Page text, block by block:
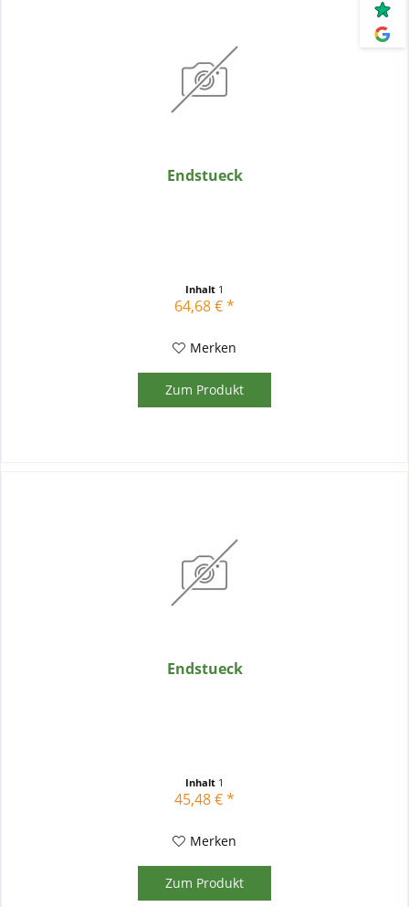
Endstueck
Inhalt 1
64,68 € *
Merken
Zum Produkt
Endstueck
Inhalt 1
45,48 € *
Merken
Zum Produkt